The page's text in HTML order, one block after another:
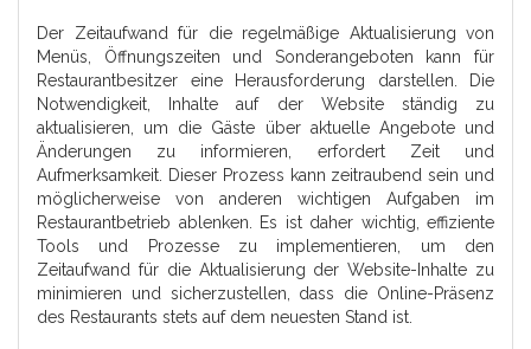
Der Zeitaufwand für die regelmäßige Aktualisierung von
Menüs, Öffnungszeiten und Sonderangeboten kann für
Restaurantbesitzer eine Herausforderung darstellen. Die
Notwendigkeit, Inhalte auf der Website ständig zu
aktualisieren, um die Gäste über aktuelle Angebote und
Änderungen zu informieren, erfordert Zeit und
Aufmerksamkeit. Dieser Prozess kann zeitraubend sein und
möglicherweise von anderen wichtigen Aufgaben im
Restaurantbetrieb ablenken. Es ist daher wichtig, effiziente
Tools und Prozesse zu implementieren, um den
Zeitaufwand für die Aktualisierung der Website-Inhalte zu
minimieren und sicherzustellen, dass die Online-Präsenz
des Restaurants stets auf dem neuesten Stand ist.